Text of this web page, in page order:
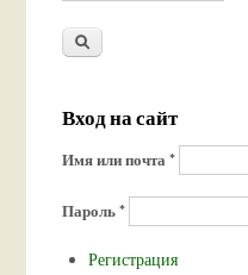
Вход на сайт
Имя или почта*
Пароль*
Регистрация